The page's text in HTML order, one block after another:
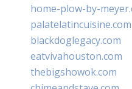
home-plow-by-
palatelatincuisine.com
blackdoglegacy.com
eatvivahouston.com
thebigshowok.com